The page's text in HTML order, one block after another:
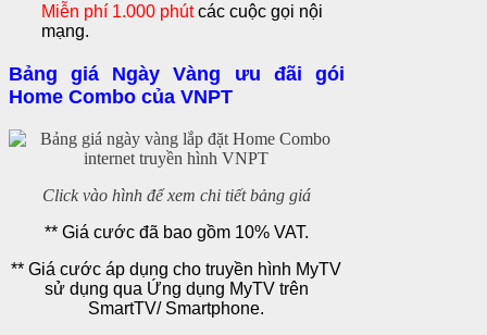
Miễn phí 1.000 phútcác cuộc gọi nội
mạng.
Bảng giá Ngày Vàng ưu đãi gói
Home Combo của VNPT
Click vào hình để xem chi tiết bảng giá
** Giá cước đã bao gồm 10% VAT.
** Giá cước áp dụng cho truyền hình MyTV
sử dụng qua Ứng dụng MyTV trên
SmartTV/ Smartphone.